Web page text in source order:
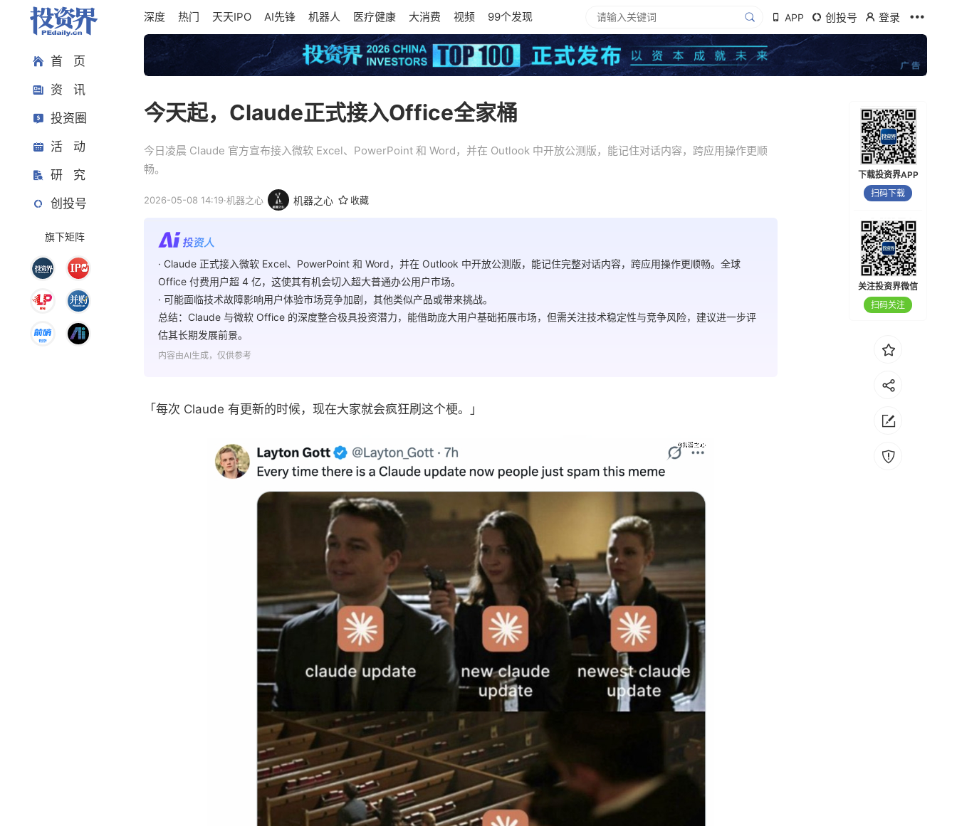
首 页
资 讯
投资圈
活 动
研 究
创投号
旗下矩阵
深度 热门 天天IPO AI先锋 机器人 医疗健康 大消费 视频 99个发现 APP 创投号 登录
今天起，Claude正式接入Office全家桶
今日凌晨 Claude 官方宣布接入微软 Excel、PowerPoint 和 Word，并在 Outlook 中开放公测版，能记住对话内容，跨应用操作更顺
畅。
2026-05-08 14:19·机器之心 机器之心 收藏
· Claude 正式接入微软 Excel、PowerPoint 和 Word，并在 Outlook 中开放公测版，能记住完整对话内容，跨应用操作更顺畅。全球
Office 付费用户超 4 亿，这使其有机会切入超大普通办公用户市场。
· 可能面临技术故障影响用户体验市场竞争加剧，其他类似产品或带来挑战。
总结：Claude 与微软 Office 的深度整合极具投资潜力，能借助庞大用户基础拓展市场，但需关注技术稳定性与竞争风险，建议进一步评
估其长期发展前景。
内容由AI生成，仅供参考
「每次 Claude 有更新的时候，现在大家就会疯狂刷这个梗。」
下载投资界APP
扫码下载
关注投资界微信
扫码关注